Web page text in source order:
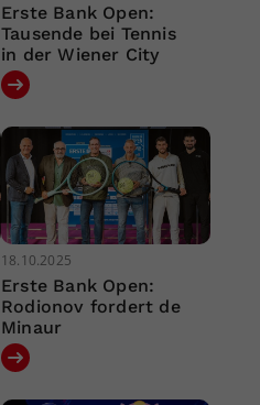
Erste Bank Open:
Tausende bei Tennis
in der Wiener City
18.10.2025
Erste Bank Open:
Rodionov fordert de
Minaur